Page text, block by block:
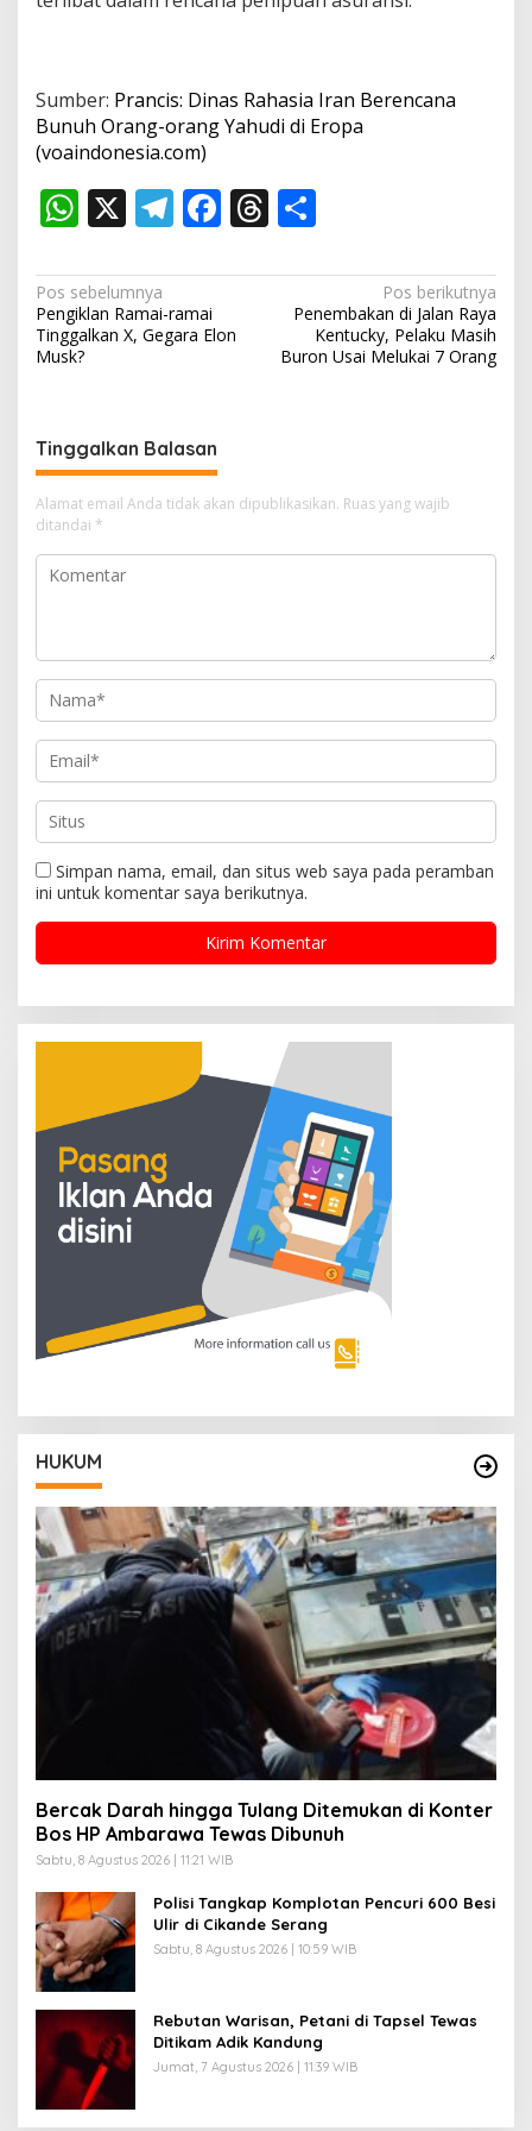
Sumber: Prancis: Dinas Rahasia Iran Berencana
Bunuh Orang-orang Yahudi di Eropa
(voaindonesia.com)
W
at
s
A
p
X T
e
gr
F
e
b
T
re
d
ar
e
N
a
v
g
a
s
i
p
Pos sebelumnya
Pengiklan Ramai-ramai
Tinggalkan X, Gegara Elon
Musk?
Pos berikutnya
Penembakan di Jalan Raya
Kentucky, Pelaku Masih
Buron Usai Melukai 7 Orang
Tinggalkan Balasan
Alamat email Anda tidak akan dipublikasikan. Ruas yang wajib
ditandai *
Simpan nama, email, dan situs web saya pada peramban
ini untuk komentar saya berikutnya.
HUKUM
Bercak Darah hingga Tulang Ditemukan di Konter
Bos HP Ambarawa Tewas Dibunuh
Sabtu, 8 Agustus 2026 | 11:21 WIB
Polisi Tangkap Komplotan Pencuri 600 Besi
Ulir di Cikande Serang
Sabtu, 8 Agustus 2026 | 10:59 WIB
Rebutan Warisan, Petani di Tapsel Tewas
Ditikam Adik Kandung
Jumat, 7 Agustus 2026 | 11:39 WIB